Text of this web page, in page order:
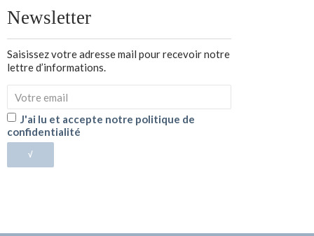
Newsletter
Saisissez votre adresse mail pour recevoir notre
lettre d’informations.
J'ai lu et accepte notre politique de
confidentialité
√